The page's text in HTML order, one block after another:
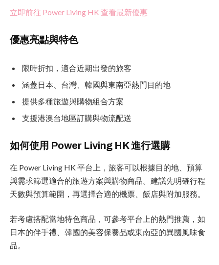
立即前往 Power Living HK 查看最新優惠
優惠亮點與特色
限時折扣，適合近期出發的旅客
涵蓋日本、台灣、韓國與東南亞熱門目的地
提供多種旅遊與購物組合方案
支援港澳台地區訂購與物流配送
如何使用 Power Living HK 進行選購
在 Power Living HK 平台上，旅客可以根據目的地、預算
與需求篩選適合的旅遊方案與購物商品。建議先明確行程
天數與預算範圍，再選擇合適的機票、飯店與附加服務。
若考慮搭配當地特色商品，可參考平台上的熱門推薦，如
日本的伴手禮、韓國的美容保養品或東南亞的異國風味食
品。